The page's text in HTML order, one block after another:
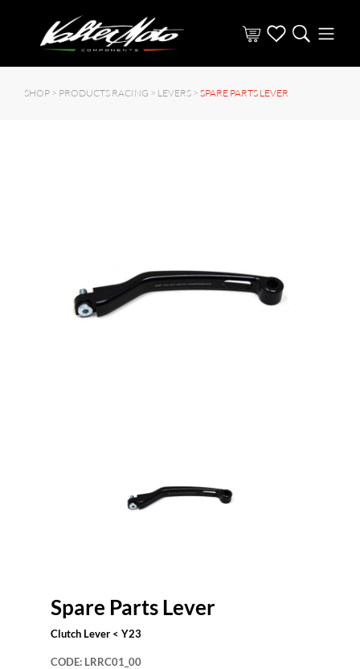
SHOP > PRODUCTS RACING > LEVERS > SPARE PARTS LEVER
Spare Parts Lever
Clutch Lever < Y23
CODE: LRRC01_00